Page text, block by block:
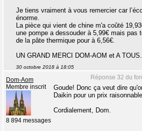
Je tiens vraiment à vous remercier car
énorme.
La pièce qui vient de chine m'a coûté
une pompe a dessouder à 5,99€ mais pas
de la pâte thermique pour à 6,56€.
UN GRAND MERCI DOM-AOM et A TOUS.
30 octobre 2018 à 18:05
Réponse 32 du
Dom-Aom
Membre inscrit
8 894 messages
Goude! Donc ça veut dire
Daikin pour un prix
Cordialement, Dom.